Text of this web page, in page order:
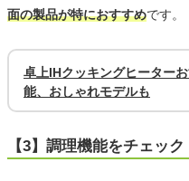
面の製品が特におすすめです。
卓上IHクッキングヒーター
能、おしゃれモデルも
【3】調理機能をチェック